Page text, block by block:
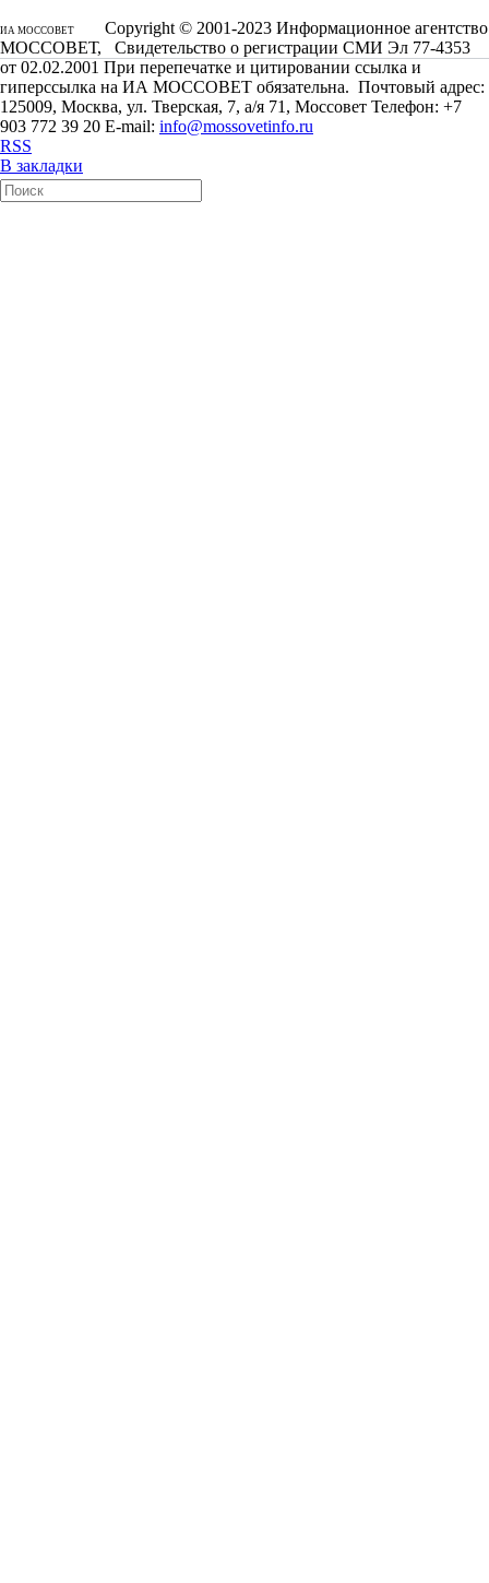
ИА МОССОВЕТ
Copyright © 2001-2023 Информационное агентство
МОССОВЕТ, Свидетельство о регистрации СМИ Эл 77-4353
от 02.02.2001 При перепечатке и цитировании ссылка и
гиперссылка на ИА МОССОВЕТ обязательна. Почтовый адрес:
125009, Москва, ул. Тверская, 7, а/я 71, Моссовет Телефон: +7
903 772 39 20 E-mail: info@mossovetinfo.ru
RSS
В закладки